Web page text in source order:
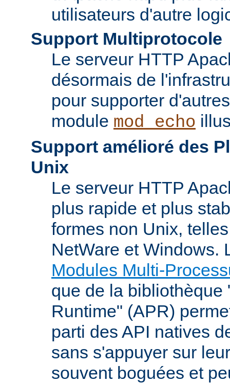
utilisateurs d'autre
Support Multiprotocole
Le serveur HTTP
désormais de
pour supporter
module mod_echo
Support amélioré des
Unix
Le serveur HTTP
plus rapide et plus
formes non Unix,
NetWare et Windows.
Modules Multi-
que de la bibliothèque
Runtime" (APR)
parti des API natives
sans s'appuyer sur
souvent boguées et